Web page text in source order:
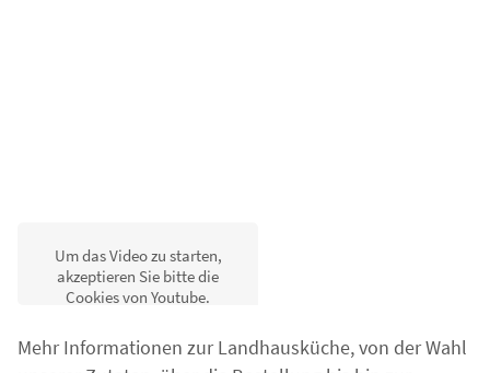
Um das Video zu starten,
akzeptieren Sie bitte die
Cookies von Youtube.
Annehmen
Mehr Informationen zur Landhausküche, von der Wahl